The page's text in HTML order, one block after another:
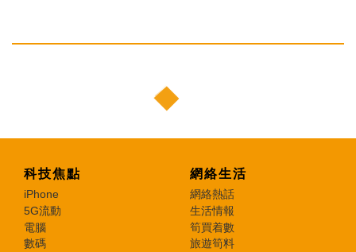
科技焦點
iPhone
5G流動
電腦
數碼
網絡生活
網絡熱話
生活情報
筍買着數
旅遊筍料